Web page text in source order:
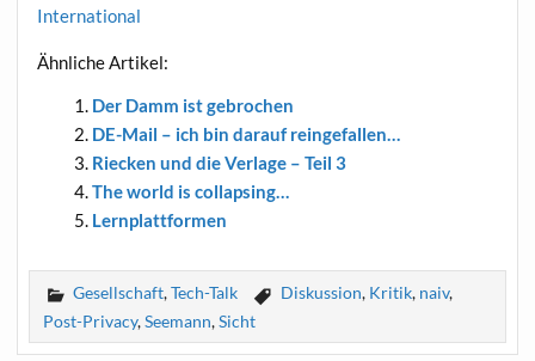
International
Ähn­li­che Artikel:
Der Damm ist gebrochen
DE-Mail – ich bin dar­auf reingefallen…
Riecken und die Ver­la­ge – Teil 3
The world is collapsing…
Lern­platt­for­men
Gesellschaft,Tech-Talk Diskussion, Kritik, naiv,
Post-Privacy,Seemann,Sicht